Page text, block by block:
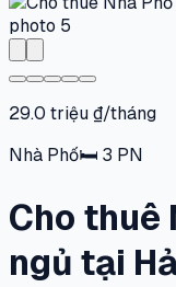
29.0 triệu ₫/tháng
Nhà Phố🛏 3 PN
Cho thuê
ngủ tại